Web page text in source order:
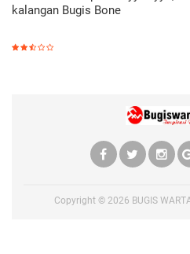
kalangan Bugis Bone
Copyright © 2026 BUGIS